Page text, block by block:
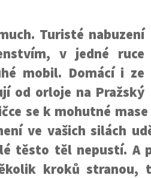
Turisté nabuzení
v jedné ruce
mobil. Domácí i ze
od orloje na Pražský
se k mohutné
ve vašich silách
těsto těl nepustí. A
kroků